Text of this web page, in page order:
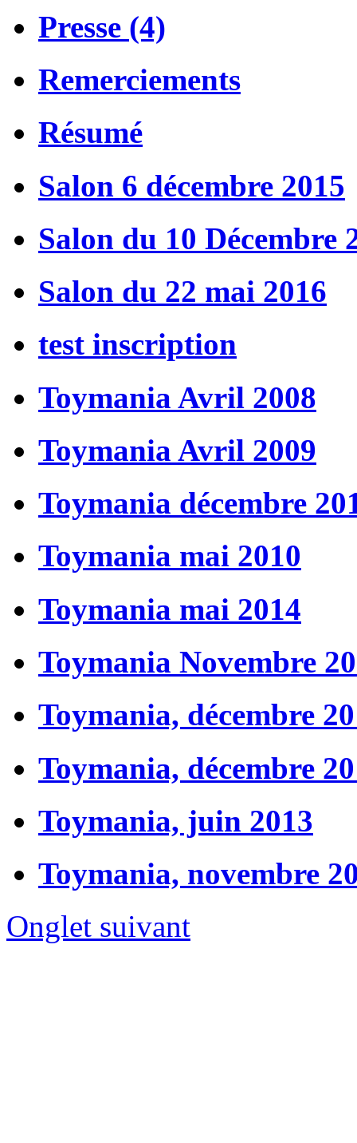
Presse (4)
Remerciements
Résumé
Salon 6 décembre 2015
Salon du 10 Décembre
Salon du 22 mai 2016
test inscription
Toymania Avril 2008
Toymania Avril 2009
Toymania décembre
Toymania mai 2010
Toymania mai 2014
Toymania Novembre
Toymania, décembre
Toymania, décembre
Toymania, juin 2013
Toymania, novembre
Onglet suivant